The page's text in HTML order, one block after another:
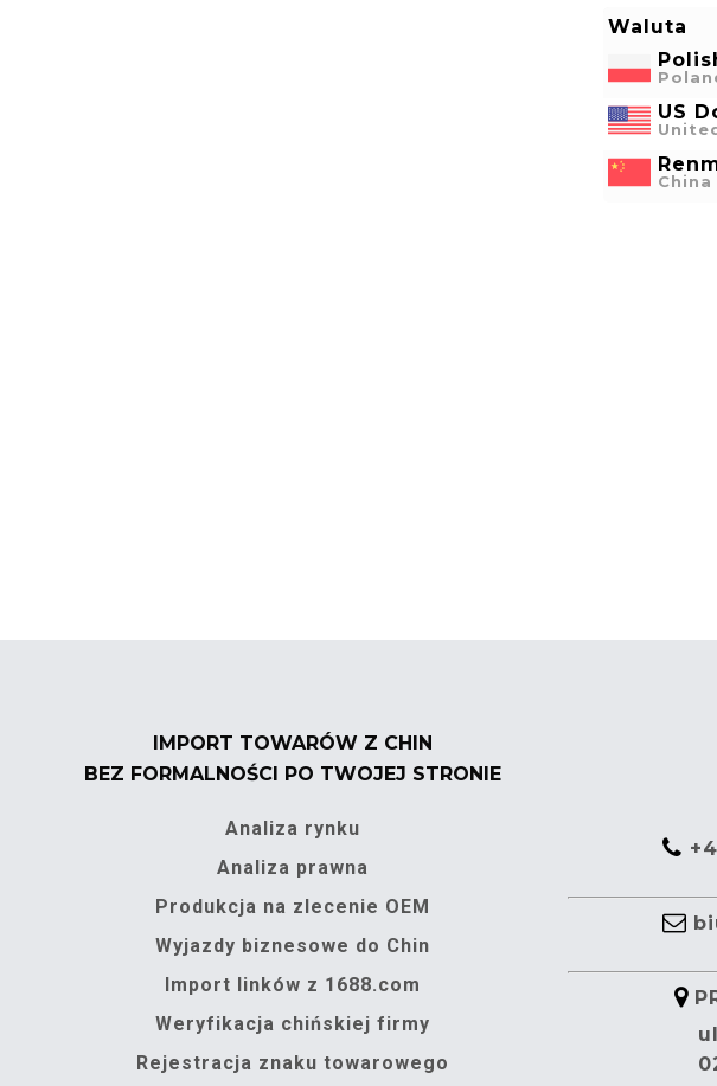
Waluta
US
China
IMPORT TOWARÓW Z CHIN
BEZ FORMALNOŚCI PO TWOJEJ STRONIE
Analiza rynku
Analiza prawna
Produkcja na zlecenie OEM
Wyjazdy biznesowe do Chin
Import linków z 1688.com
Weryfikacja chińskiej firmy
Rejestracja znaku towarowego